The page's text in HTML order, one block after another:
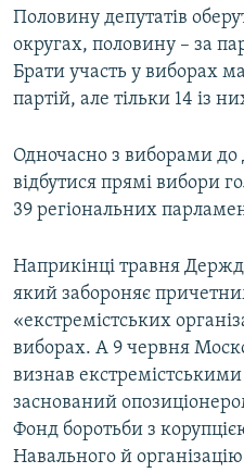
Половину депутатів
округах, половину – за
Брати участь у виборах
партій, але тільки 14 із
Одночасно з виборами
відбутися прямі вибори
39 регіональних
Наприкінці травня
який забороняє
«екстремістських
виборах. А 9 червня
визнав
заснований
Фонд боротьби з
Навального й